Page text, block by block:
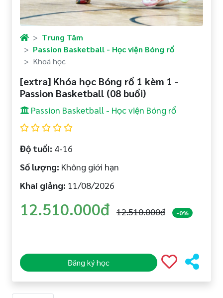
Trung Tâm
Passion Basketball - Học viện Bóng rổ
Khoá học
[extra] Khóa học Bóng rổ 1 kèm 1 -
Passion Basketball (08 buổi)
Passion Basketball - Học viện Bóng rổ
Độ tuổi: 4-16
Số lượng: Không giới hạn
Khai giảng: 11/08/2026
12.510.000đ 12.510.000đ -0%
Đăng ký học